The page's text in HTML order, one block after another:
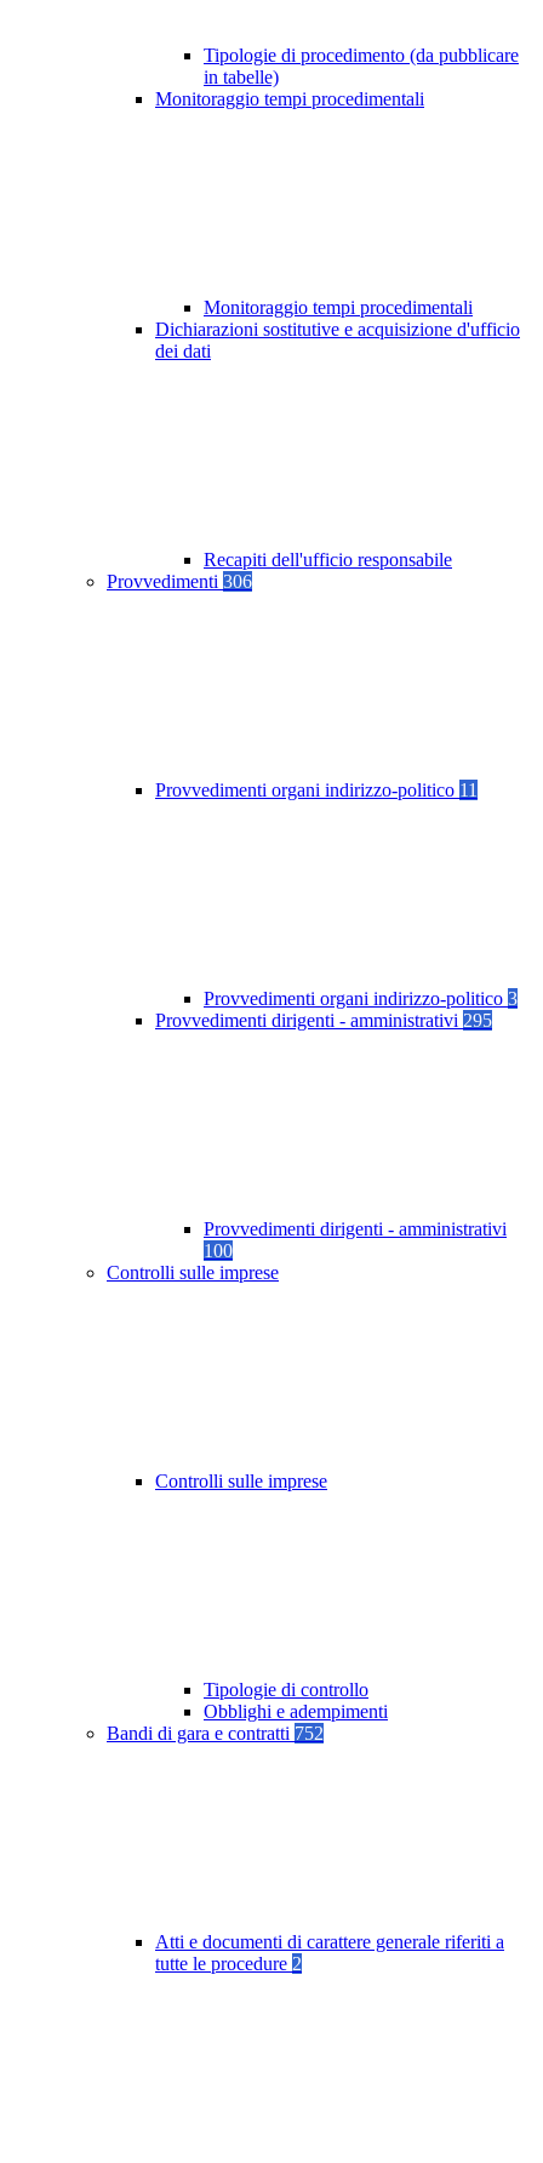
Tipologie di procedimento (da pubblicare
in tabelle)
Monitoraggio tempi procedimentali
Monitoraggio tempi procedimentali
Dichiarazioni sostitutive e acquisizione d'ufficio
dei dati
Recapiti dell'ufficio responsabile
Provvedimenti 306
Provvedimenti organi indirizzo-politico 11
Provvedimenti organi indirizzo-politico 3
Provvedimenti dirigenti - amministrativi 295
Provvedimenti dirigenti - amministrativi
100
Controlli sulle imprese
Controlli sulle imprese
Tipologie di controllo
Obblighi e adempimenti
Bandi di gara e contratti 752
Atti e documenti di carattere generale riferiti a
tutte le procedure 2